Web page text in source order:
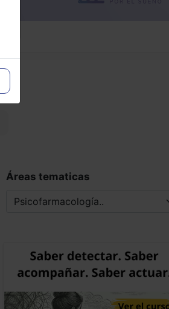
Áreas tematicas